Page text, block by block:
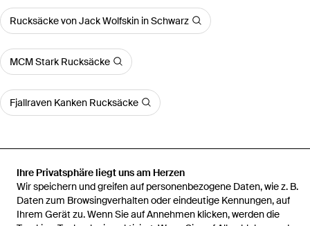
Ihre Privatsphäre liegt uns am Herzen
Wir speichern und greifen auf personenbezogene Daten, wie z. B.
Daten zum Browsingverhalten oder eindeutige Kennungen, auf
Ihrem Gerät zu. Wenn Sie auf Annehmen klicken, werden die
Rucksäcke von Jack Wolfskin in Schwarz
MCM Stark Rucksäcke
Fjallraven Kanken Rucksäcke
Startseite Herren Rucksäcke
Jack Wolfskin Rucksäcke
Sportrucksack Phantasy